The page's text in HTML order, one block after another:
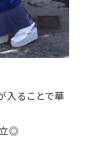
入ることで華
立◎